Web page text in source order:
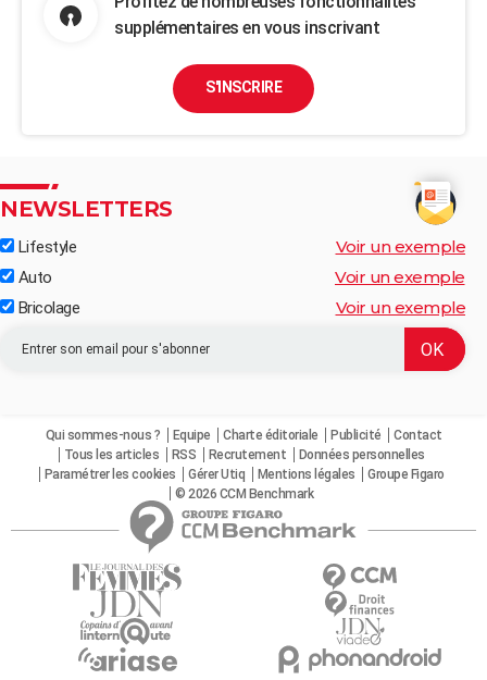
supplémentaires en vous inscrivant
S'INSCRIRE
NEWSLETTERS
Lifestyle Voir un exemple
Auto Voir un exemple
Bricolage Voir un exemple
Qui sommes-nous ? Equipe Charte éditoriale Publicité
Contact
Tous les articles
RSS Recrutement
Données personnelles
Paramétrer les cookies
Gérer Utiq Mentions légales
Groupe Figaro
© 2026 CCM Benchmark